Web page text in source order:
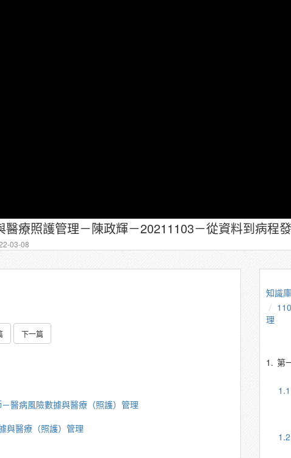
03-08
下一篇
醫病風險數據與醫療（照護）管理
與醫療（照護）管理
知識庫
理
1. 第
1.1
1.2